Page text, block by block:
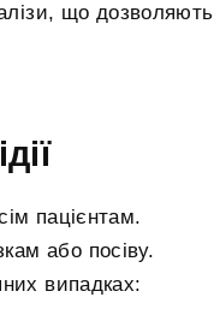
що дозволяють
пацієнтам.
або посіву.
випадках: